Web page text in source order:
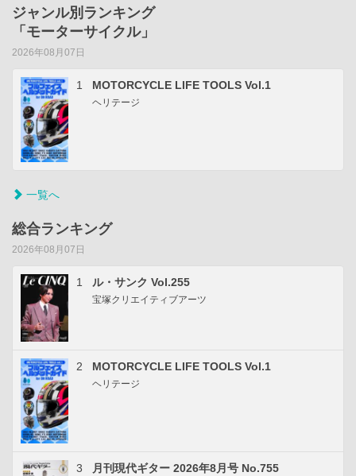
ジャンル別ランキング
「モーターサイクル」
2026年08月07日
1 MOTORCYCLE LIFE TOOLS Vol.1
ヘリテージ
一覧へ
総合ランキング
2026年08月07日
1 ル・サンク Vol.255
宝塚クリエイティブアーツ
2 MOTORCYCLE LIFE TOOLS Vol.1
ヘリテージ
3 月刊現代ギター 2026年8月号 No.755